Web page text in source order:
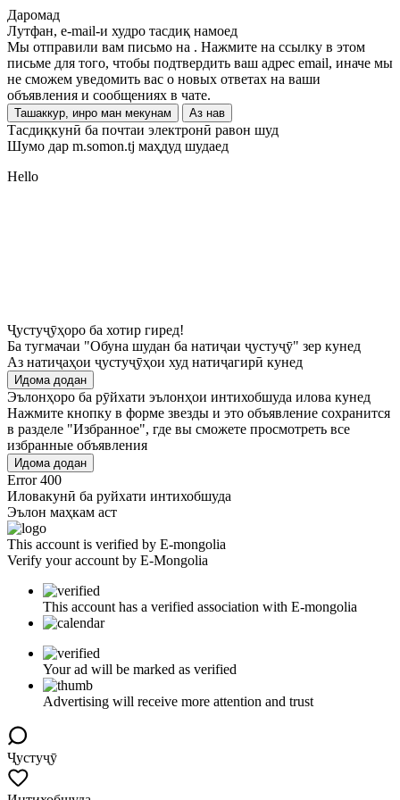
Даромад
Лутфан, e-mail-и худро тасдиқ намоед
Мы отправили вам письмо на . Нажмите на ссылку в этом
письме для того, чтобы подтвердить ваш адрес email, иначе мы
не сможем уведомить вас о новых ответах на ваши
объявления и сообщениях в чате.
Ташаккур, инро ман мекунам Аз нав
Тасдиқкунӣ ба почтаи электронӣ равон шуд
Шумо дар m.somon.tj маҳдуд шудаед
Hello
Ҷустуҷӯҳоро ба хотир гиред!
Ба тугмачаи "Обуна шудан ба натиҷаи ҷустуҷӯ" зер кунед
Аз натиҷаҳои ҷустуҷӯҳои худ натиҷагирӣ кунед
Идома додан
Эълонҳоро ба рӯйхати эълонҳои интихобшуда илова кунед
Нажмите кнопку в форме звезды и это объявление сохранится
в разделе "Избранное", где вы сможете просмотреть все
избранные объявления
Идома додан
Error 400
Иловакунӣ ба руйхати интихобшуда
Эълон маҳкам аст
This account is verified by E-mongolia
Verify your account by E-Mongolia
This account has a verified association with E-mongolia
Your ad will be marked as verified
Advertising will receive more attention and trust
Ҷустуҷӯ